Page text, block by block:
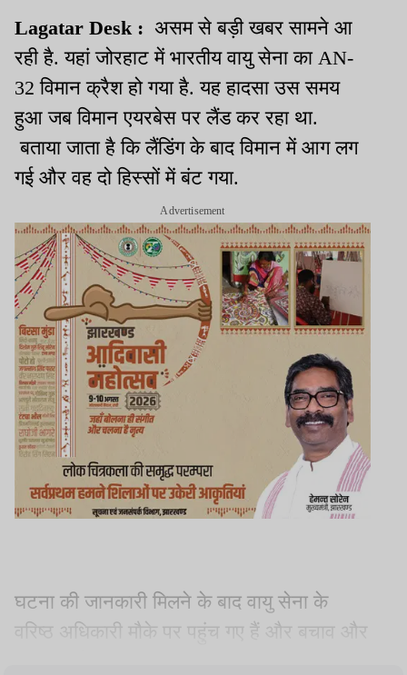
Lagatar Desk : असम से बड़ी खबर सामने आ
रही है. यहां जोरहाट में भारतीय वायु सेना का AN-
32 विमान क्रैश हो गया है. यह हादसा उस समय
हुआ जब विमान एयरबेस पर लैंड कर रहा था.
बताया जाता है कि लैंडिंग के बाद विमान में आग लग
गई और वह दो हिस्सों में बंट गया.
Advertisement
घटना की जानकारी मिलने के बाद वायु सेना के
वरिष्ठ अधिकारी मौके पर पहुंच गए हैं और बचाव और